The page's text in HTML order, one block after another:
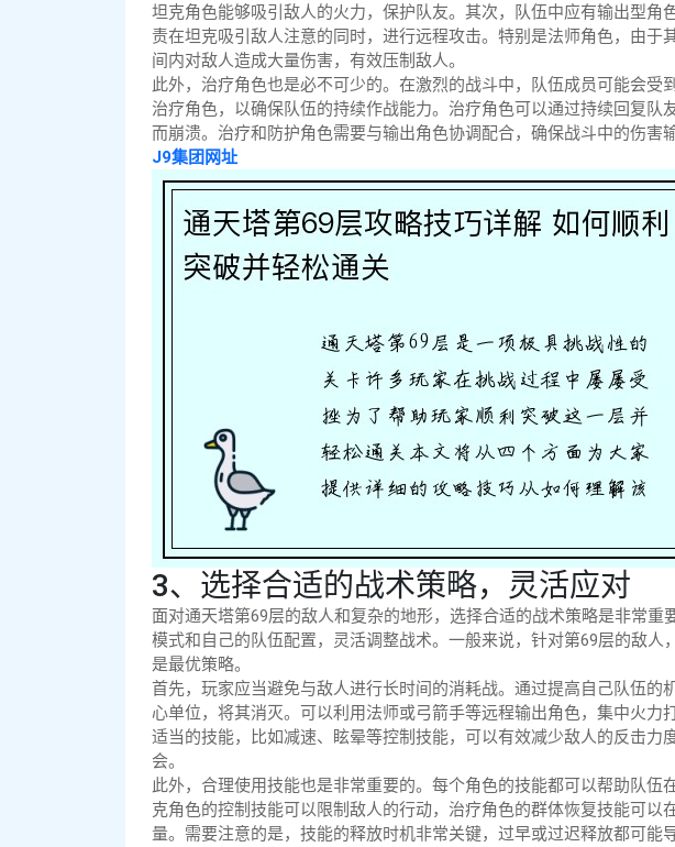
坦克角色能够吸引敌人的火力，保护队友。其次，队伍中应有输出型角
责在坦克吸引敌人注意的同时，进行远程攻击。特别是法师角色，由于
间内对敌人造成大量伤害，有效压制敌人。
此外，治疗角色也是必不可少的。在激烈的战斗中，队伍成员可能会受
治疗角色，以确保队伍的持续作战能力。治疗角色可以通过持续回复队
而崩溃。治疗和防护角色需要与输出角色协调配合，确保战斗中的伤害
J9集团网址
3、选择合适的战术策略，灵活应对
面对通天塔第69层的敌人和复杂的地形，选择合适的战术策略是非常重
模式和自己的队伍配置，灵活调整战术。一般来说，针对第69层的敌人
是最优策略。
首先，玩家应当避免与敌人进行长时间的消耗战。通过提高自己队伍的
心单位，将其消灭。可以利用法师或弓箭手等远程输出角色，集中火力
适当的技能，比如减速、眩晕等控制技能，可以有效减少敌人的反击力
会。
此外，合理使用技能也是非常重要的。每个角色的技能都可以帮助队伍
克角色的控制技能可以限制敌人的行动，治疗角色的群体恢复技能可以
量。需要注意的是，技能的释放时机非常关键，过早或过迟释放都可能